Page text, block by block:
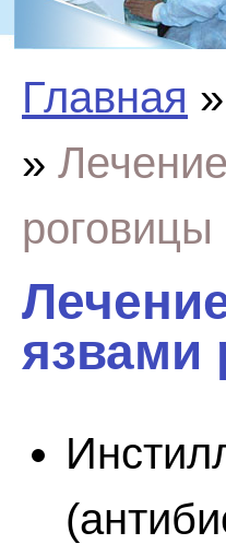
Главная »
»
роговицы
язвами